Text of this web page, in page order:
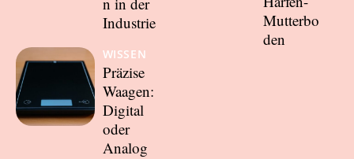
Industrie
WISSEN
Präzise
Waagen:
Digital
oder
Analog
Mutterbo
den